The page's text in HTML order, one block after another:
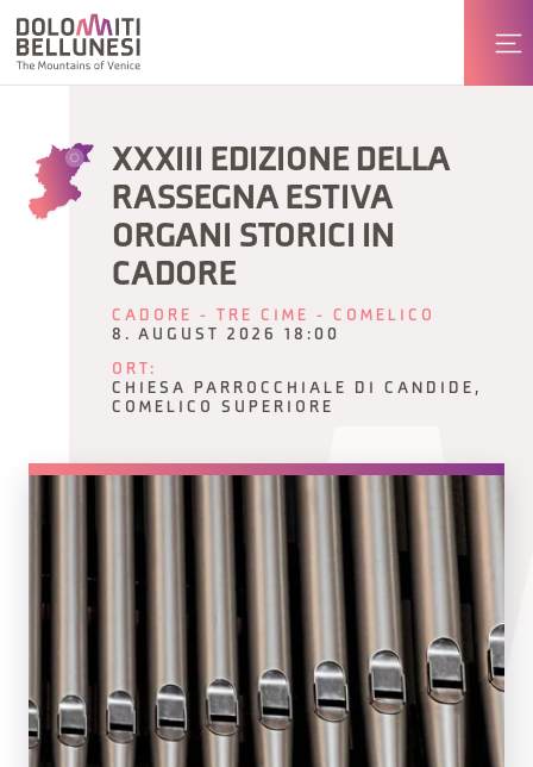
XXXIII EDIZIONE DELLA
RASSEGNA ESTIVA
ORGANI STORICI IN
CADORE
CADORE - TRE CIME - COMELICO
8. AUGUST 2026 18:00
ORT:
CHIESA PARROCCHIALE DI CANDIDE,
COMELICO SUPERIORE